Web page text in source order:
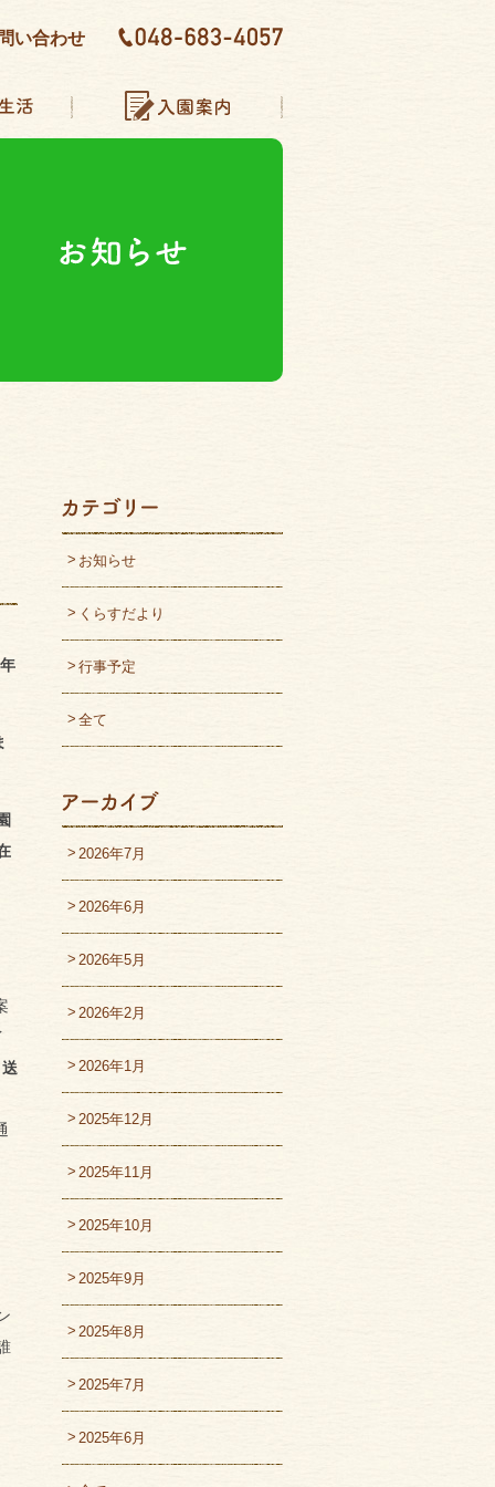
い合わせ
送
お知らせ
くらすだより
行事予定
全て
2026年7月
2026年6月
2026年5月
2026年2月
2026年1月
2025年12月
2025年11月
2025年10月
2025年9月
2025年8月
2025年7月
2025年6月